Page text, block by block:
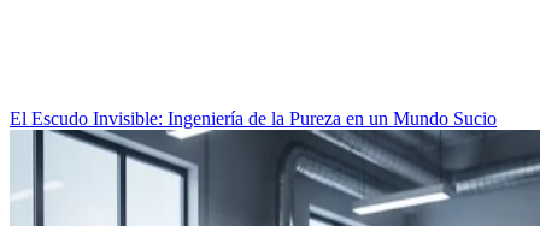
El Escudo Invisible: Ingeniería de la Pureza en un Mundo Sucio